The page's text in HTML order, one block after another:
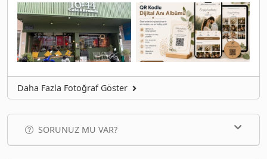
Daha Fazla Fotoğraf Göster
SORUNUZ MU VAR?